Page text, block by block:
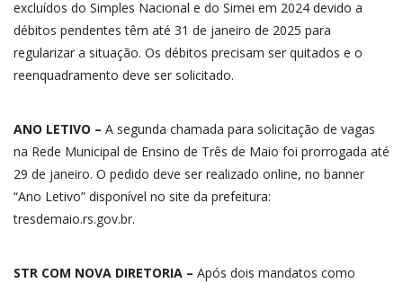
excluídos do Simples Nacional e do Simei em 2024 devido a
débitos pendentes têm até 31 de janeiro de 2025 para
regularizar a situação. Os débitos precisam ser quitados e o
reenquadramento deve ser solicitado.
ANO LETIVO – A segunda chamada para solicitação de vagas
na Rede Municipal de Ensino de Três de Maio foi prorrogada até
29 de janeiro. O pedido deve ser realizado online, no banner
“Ano Letivo” disponível no site da prefeitura:
tresdemaio.rs.gov.br.
STR COM NOVA DIRETORIA – Após dois mandatos como